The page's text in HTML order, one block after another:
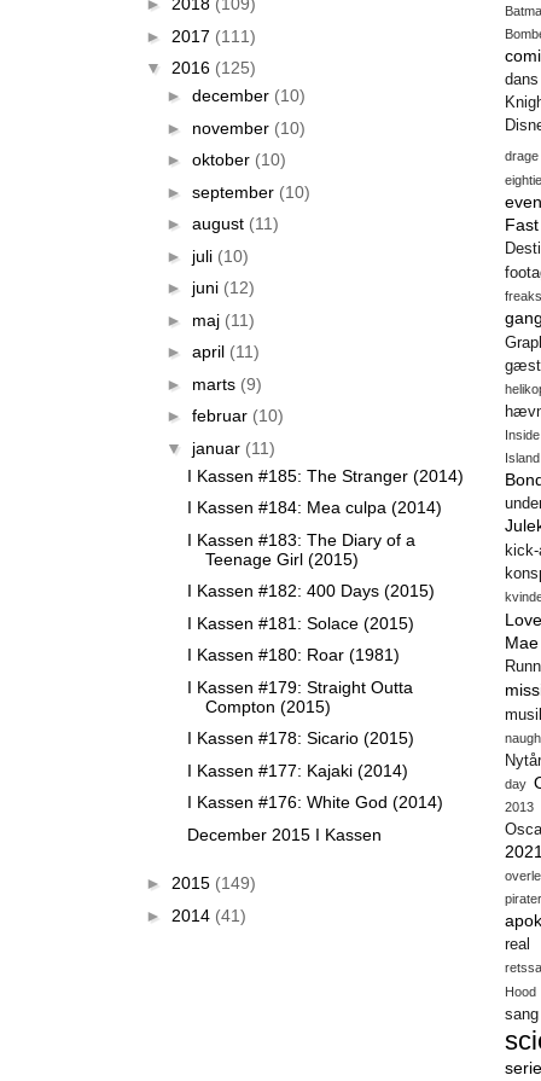
► 2017 (111)
▼ 2016 (125)
► december (10)
► november (10)
► oktober (10)
► september (10)
► august (11)
► juli (10)
► juni (12)
► maj (11)
► april (11)
► marts (9)
► februar (10)
▼ januar (11)
I Kassen #185: The Stranger (2014)
I Kassen #184: Mea culpa (2014)
I Kassen #183: The Diary of a
Teenage Girl (2015)
I Kassen #182: 400 Days (2015)
I Kassen #181: Solace (2015)
I Kassen #180: Roar (1981)
I Kassen #179: Straight Outta
Compton (2015)
I Kassen #178: Sicario (2015)
I Kassen #177: Kajaki (2014)
I Kassen #176: White God (2014)
December 2015 I Kassen
► 2015 (149)
► 2014 (41)
dans
drage
freaks
Island
Nytår
day
2013
pirater
real
Hood